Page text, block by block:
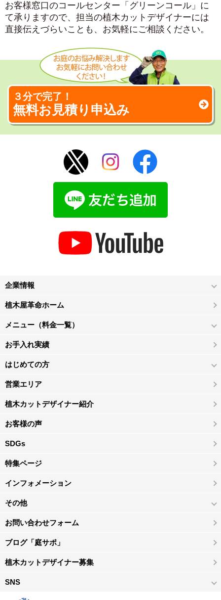
お客様窓口のコールセンター「グリーンコール」に
て承りますので、担当の植木カットデザイナーには
直接伝えづらいことも、お気軽にご相談ください。
３分で完了！
無料お見積り申込み
企業情報
植木屋革命ホーム
メニュー（料金一覧）
お手入れ実績
はじめての方
営業エリア
植木カットデザイナー紹介
お客様の声
SDGs
特集ページ
インフォメーション
その他
お問い合わせフォーム
ブログ「庭サポ」
植木カットデザイナー募集
SNS